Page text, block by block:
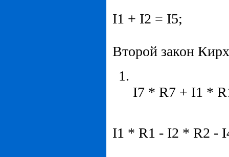
I1 + I2 = I5;
Второй закон
I7 * R7 + I1 *
I1 * R1 - I2 * R2 -